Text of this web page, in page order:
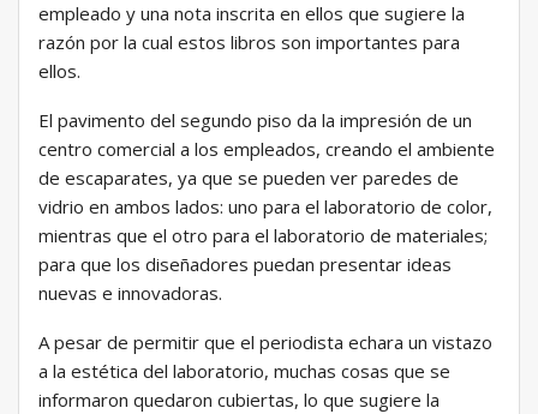
empleado y una nota inscrita en ellos que sugiere la
razón por la cual estos libros son importantes para
ellos.
El pavimento del segundo piso da la impresión de un
centro comercial a los empleados, creando el ambiente
de escaparates, ya que se pueden ver paredes de
vidrio en ambos lados: uno para el laboratorio de color,
mientras que el otro para el laboratorio de materiales;
para que los diseñadores puedan presentar ideas
nuevas e innovadoras.
A pesar de permitir que el periodista echara un vistazo
a la estética del laboratorio, muchas cosas que se
informaron quedaron cubiertas, lo que sugiere la